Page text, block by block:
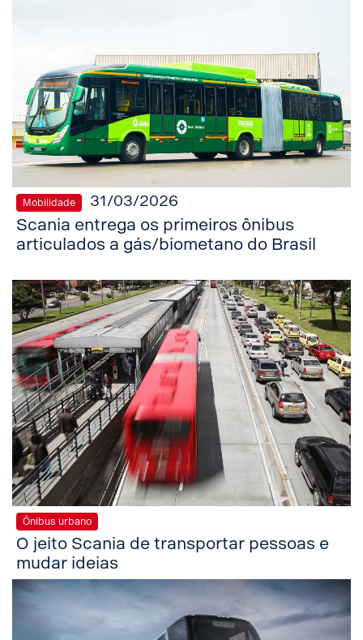
Mobilidade 31/03/2026
Scania entrega os primeiros ônibus
articulados a gás/biometano do Brasil
Ônibus urbano
O jeito Scania de transportar pessoas e
mudar ideias